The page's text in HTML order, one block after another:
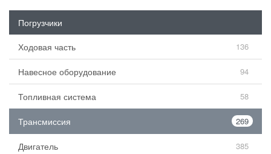
Погрузчики
Ходовая часть
136
Навесное оборудование 94
Топливная система 58
Трансмиссия 269
Двигатель 385